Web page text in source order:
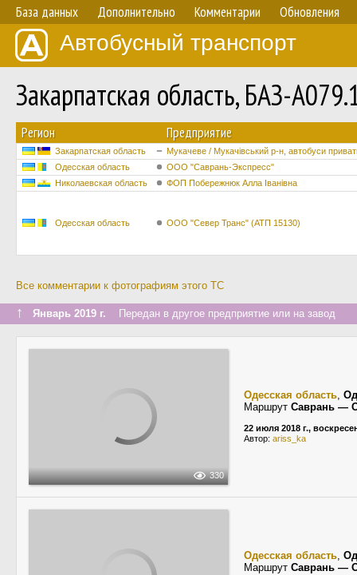
База данных Дополнительно Комментарии Обновления
Автобусный транспорт
Закарпатская область, БАЗ-
Регион Предприятие
Закарпатская область
Мукачеве / Мукачівський р-н, автобуси
Одесская область
ООО "Саврань-Экспресс"
Николаевская область
ФОП Побережнюк Алла Іванівна
Одесская область ООО "Север Транс" (АТП 15130)
Все комментарии к фотографиям этого ТС
↑ Январь 2019 г. Передан в другое предприятие или на завод
330
Одесская область,
Маршрут Саврань —
22 июля 2018 г.,
Автор: ariss_ka
Одесская область,
Маршрут Саврань —